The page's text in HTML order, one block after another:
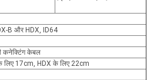
B और HDX, ID64
कनेक्टिंग केबल
लिए 17cm, HDX के लिए 22cm